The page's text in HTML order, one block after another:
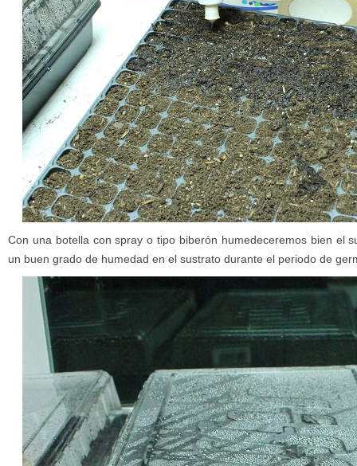
Con una botella con spray o tipo biberón humedeceremos bien el
un buen grado de humedad en el sustrato durante el periodo de